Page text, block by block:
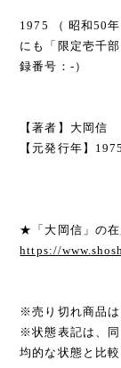
1975 （ 昭和50
にも「限定壱千
録番号：-）
【著者】大岡信
【元発行年】
★「大岡信」の在
https://
※売り切れ商品は
※状態表記は、同
均的な状態と比